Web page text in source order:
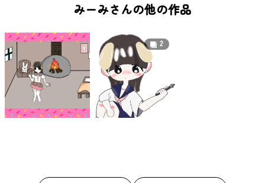
o
k
みーみさんの他の作品
2